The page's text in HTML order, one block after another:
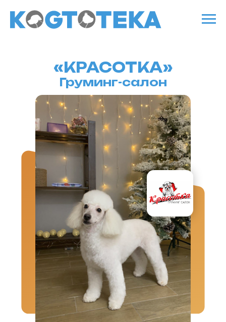
г. Тюмень, ул.
Широтная, 251, каб.
207
Груминг-салон «Красотка»
работает с 2021 года
и специализируется
на профессиональном уходе
за домашними питомцами.